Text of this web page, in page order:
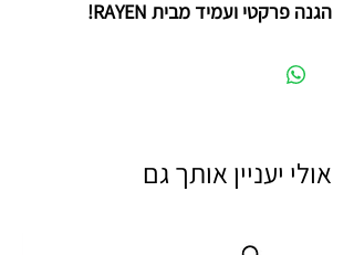
הגנה פרקטי ועמיד מבית RAYEN!
אולי יעניין אותך גם